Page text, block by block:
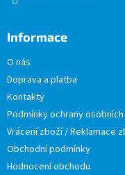
Informace
O nás
Doprava a platba
Kontakty
Podmínky ochrany osobních
Vrácení zboží / Reklamace
Obchodní podmínky
Hodnocení obchodu